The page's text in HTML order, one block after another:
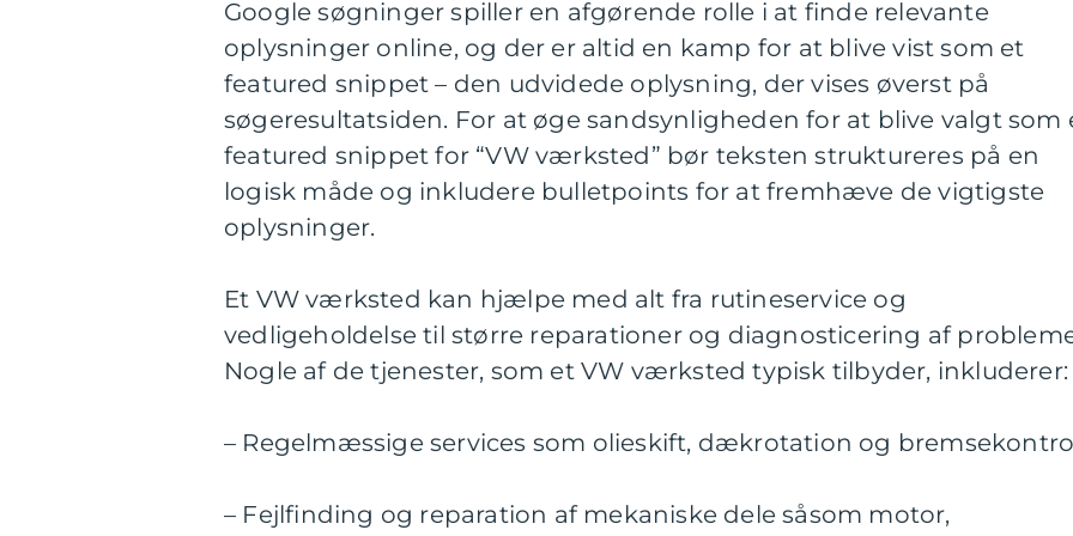
Google søgninger spiller en afgørende rolle i at finde relevante
oplysninger online, og der er altid en kamp for at blive vist som et
featured snippet – den udvidede oplysning, der vises øverst på
søgeresultatsiden. For at øge sandsynligheden for at blive valgt som
featured snippet for “VW værksted” bør teksten struktureres på en
logisk måde og inkludere bulletpoints for at fremhæve de vigtigste
oplysninger.
Et VW værksted kan hjælpe med alt fra rutineservice og
vedligeholdelse til større reparationer og diagnosticering af
Nogle af de tjenester, som et VW værksted typisk tilbyder, inkluderer:
– Regelmæssige services som olieskift, dækrotation og
– Fejlfinding og reparation af mekaniske dele såsom motor,